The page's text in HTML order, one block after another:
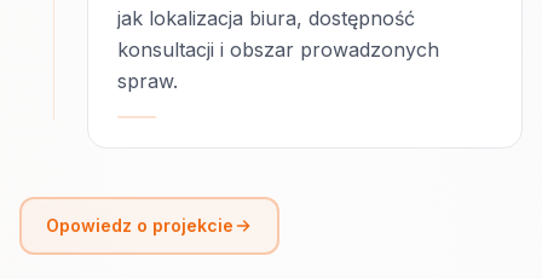
jak lokalizacja biura, dostępność
konsultacji i obszar prowadzonych
spraw.
Opowiedz o projekcie